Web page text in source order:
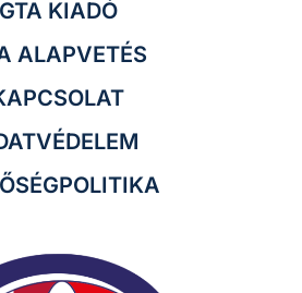
GTA KIADÓ
ALAPVETÉS